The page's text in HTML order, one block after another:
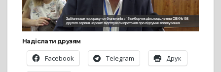
Надіслати друзям
Facebook Telegram Друк